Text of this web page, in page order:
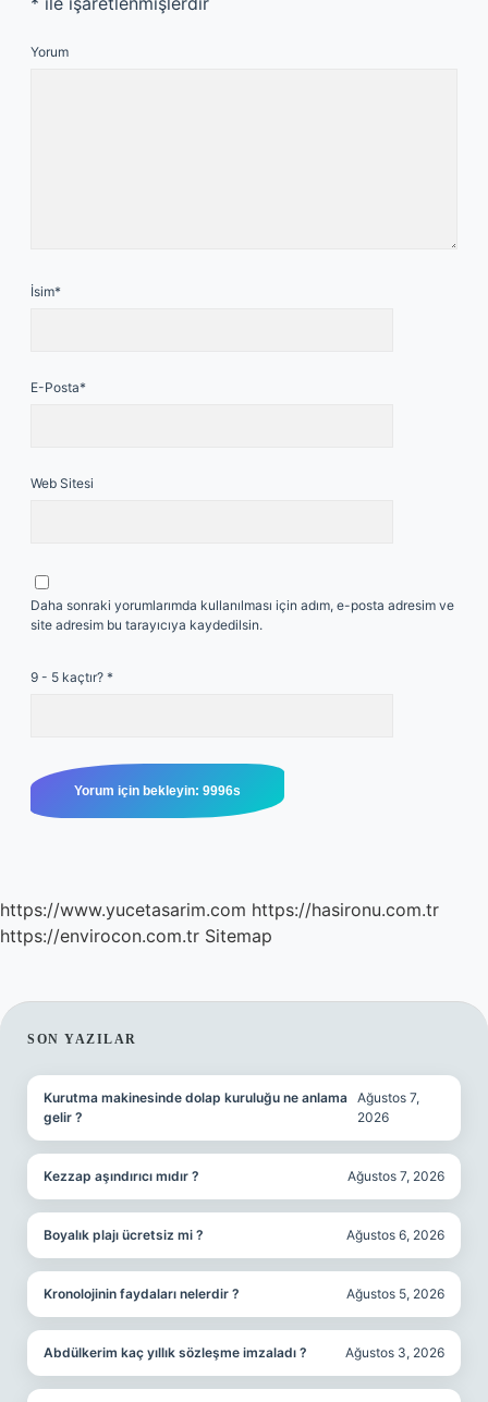
Yorum
İsim*
E-Posta*
Web Sitesi
Daha sonraki yorumlarımda kullanılması için adım, e-posta adresim ve
site adresim bu tarayıcıya kaydedilsin.
9 - 5 kaçtır? *
https://www.yucetasarim.com https://hasironu.com.tr
https://envirocon.com.tr Sitemap
SIDEBAR
SON YAZILAR
Kurutma makinesinde dolap kuruluğu ne anlama
gelir ?
Ağustos 7,
2026
Kezzap aşındırıcı mıdır ? Ağustos 7, 2026
Boyalık plajı ücretsiz mi ? Ağustos 6, 2026
Kronolojinin faydaları nelerdir ? Ağustos 5, 2026
Abdülkerim kaç yıllık sözleşme imzaladı ? Ağustos 3, 2026